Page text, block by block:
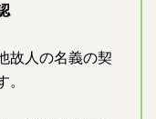
故人の名義の契